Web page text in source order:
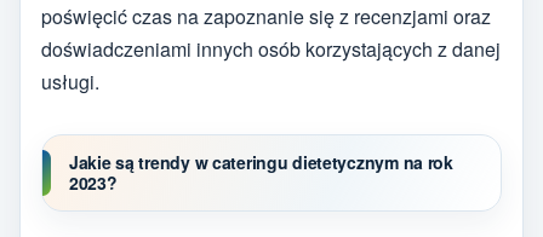
poświęcić czas na zapoznanie się z recenzjami oraz
doświadczeniami innych osób korzystających z danej
usługi.
Jakie są trendy w cateringu dietetycznym na rok
2023?